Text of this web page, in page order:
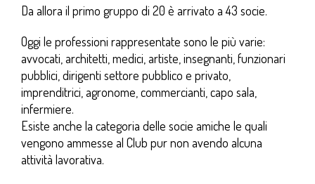
Da allora il primo gruppo di 20 è arrivato a 43 socie.
Oggi le professioni rappresentate sono le più varie:
avvocati, architetti, medici, artiste, insegnanti, funzionari
pubblici, dirigenti settore pubblico e privato,
imprenditrici, agronome, commercianti, capo sala,
infermiere.
Esiste anche la categoria delle socie amiche le quali
vengono ammesse al Club pur non avendo alcuna
attività lavorativa.